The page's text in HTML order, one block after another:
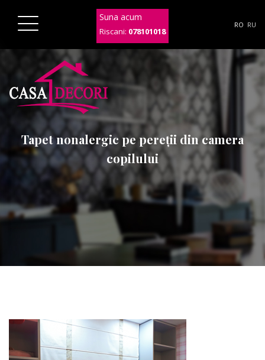
Suna acum
Riscani: 078101018
RO RU
Tapet nonalergic pe pereţii din camera
copilului